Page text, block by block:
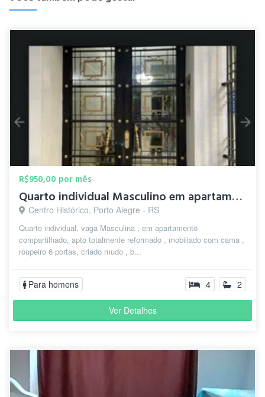
R$950,00 por mês
Quarto individual Masculino em apartamento próximo UFRGS
Centro Histórico, Porto Alegre - RS
Quarto individual, vaga Masculina , em apartamento
compartilhado, apto totalmente reformado , mobiliado com cama ,
roupeiro 6 portas, criado mudo , b...
Para homens 4 2
Ver Detalhes